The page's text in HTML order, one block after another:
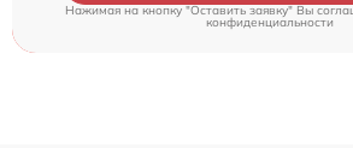
Нажимая на кнопку "Оставить заявку" Вы
конфиденциальности